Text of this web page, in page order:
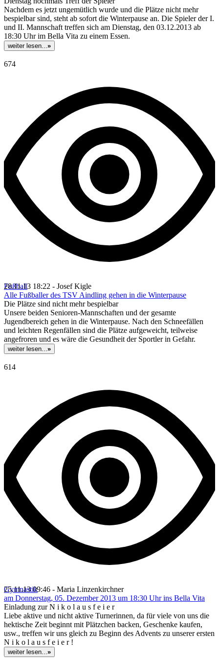
Nachdem es jetzt ungemütlich wurde und die Plätze nicht mehr
bespielbar sind, steht ab sofort die Winterpause an. Die Spieler der I.
und II. Mannschaft treffen sich am Dienstag, den 03.12.2013 ab
18:30 Uhr im Bella Vita zu einem Essen.
weiter lesen...»
674
Fußball
28.11.13 18:22 - Josef Kigle
Alle Fußballer des TSV Aindling gehen in die Winterpause
Die Plätze sind nicht mehr bespielbar
Unsere beiden Senioren-Mannschaften und der gesamte
Jugendbereich gehen in die Winterpause. Nach den Schneefällen
und leichten Regenfällen sind die Plätze aufgeweicht, teilweise
angefroren und es wäre die Gesundheit der Sportler in Gefahr.
weiter lesen...»
614
Gymnastik
25.11.13 09:46 - Maria Linzenkirchner
am Donnerstag, 05. Dezember 2013 um 18:30 Uhr ins Bella Vita
Einladung zur N i k o l a u s f e i e r
Liebe aktive und nicht aktive Turnerinnen, da für viele von uns die
hektische Zeit beginnt mit Plätzchen backen, Geschenke kaufen,
usw., treffen wir uns gleich zu Beginn des Advents zu unserer ersten
N i k o l a u s f e i e r !
weiter lesen...»